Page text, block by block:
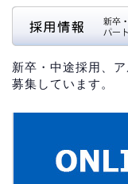
新卒・中途採用、
募集しています。